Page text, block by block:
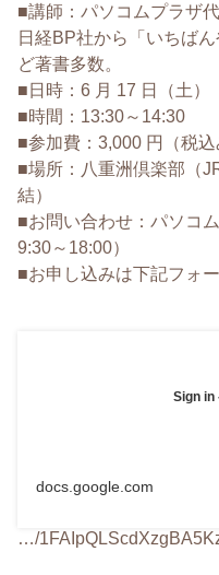
■講師：パソコムプラザ
日経BP社から「いちば
ど著書多数。
■日時：6 月 17 日（土）
■時間：13:30～14:30
■参加費：3,000 円（税込
■場所：八重洲倶楽部（
結）
■お問い合わせ：パソコ
9:30～18:00）
■お申し込みは下記フォ
Sign in
docs.google.com
…/